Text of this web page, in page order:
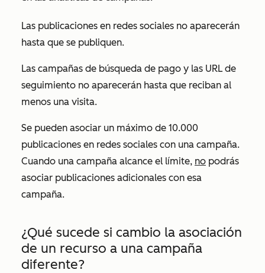
Las publicaciones en redes sociales no aparecerán
hasta que se publiquen.
Las campañas de búsqueda de pago y las URL de
seguimiento no aparecerán hasta que reciban al
menos una visita.
Se pueden asociar un máximo de 10.000
publicaciones en redes sociales con una campaña.
Cuando una campaña alcance el límite, no podrás
asociar publicaciones adicionales con esa
campaña.
¿Qué sucede si cambio la asociación
de un recurso a una campaña
diferente?